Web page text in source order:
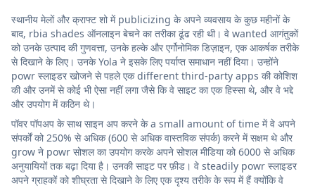
स्थानीय मेलों और क्राफ्ट शो में publicizing के अपने व्यवसाय के कुछ महीनों के
बाद, rbia shades ऑनलाइन बेचने का तरीका ढूंढ रही थी। वे wanted आगंतुकों
को उनके उत्पाद की गुणवत्ता, उनके हल्के और एर्गोनोमिक डिज़ाइन, एक आकर्षक तरीके
से दिखाने के लिए। उनके Yola ने इसके लिए पर्याप्त समाधान नहीं दिया। उन्होंने
powr स्लाइडर खोजने से पहले एक different third-party apps की कोशिश
की और उनमें से कोई भी ऐसा नहीं लगा जैसे कि वे साइट का एक हिस्सा थे, और वे भद्दे
और उपयोग में कठिन थे।
पॉवर पॉपअप के साथ साइन अप करने के a small amount of time में वे अपने
संपर्कों को 250% से अधिक (600 से अधिक वास्तविक संपर्क) करने में सक्षम थे और
grow ने powr सोशल का उपयोग करके अपने सोशल मीडिया को 6000 से अधिक
अनुयायियों तक बढ़ा दिया है। उनकी साइट पर फ़ीड। वे steadily powr स्लाइडर
अपने ग्राहकों को शीघ्रता से दिखाने के लिए एक दृश्य तरीके के रूप में हैं क्योंकि वे